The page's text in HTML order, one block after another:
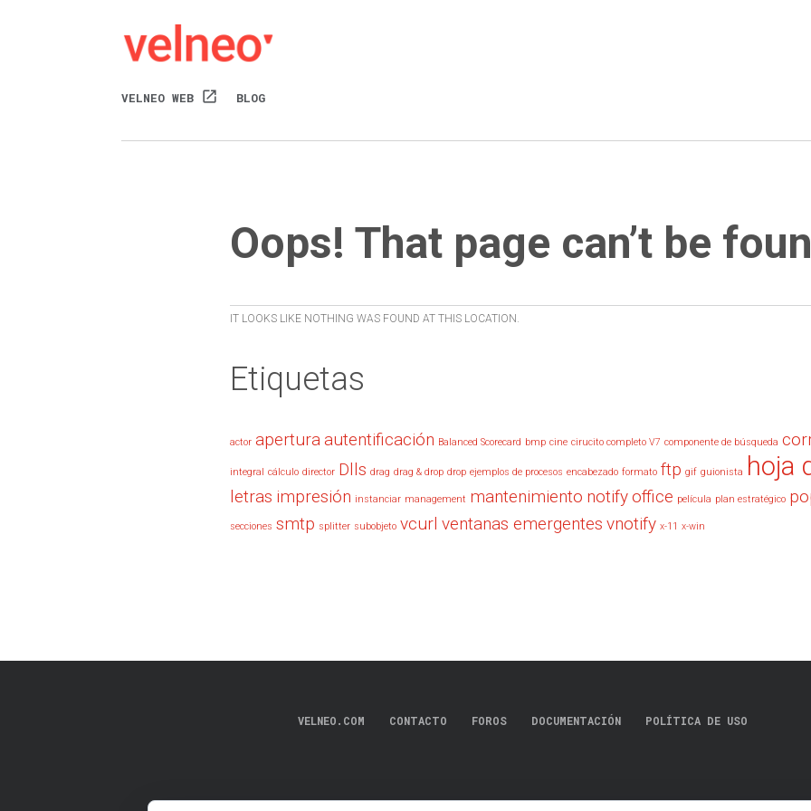
VELNEO WEB open_in_new BLOG
Oops! That page can’t be
IT LOOKS LIKE NOTHING WAS FOUND AT THIS LOCATION.
Etiquetas
actor apertura autentificación Balanced Scorecard bmp cine cirucito completo V7 componente de búsqueda
integral cálculo director Dlls drag drag & drop drop ejemplos de procesos encabezado formato ftp gif guionista hoja
letras impresión instanciar management mantenimiento notifyoffice película plan estratégico
secciones smtp splitter subobjeto vcurl ventanas emergentes vnotify x-11 x-win
VELNEO.COM CONTACTO FOROS DOCUMENTACIÓN POLÍTICA DE USO